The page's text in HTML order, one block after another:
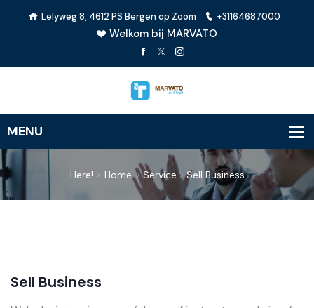
Lelyweg 8, 4612 PS Bergen op Zoom +31164687000
Welkom bij MARVATO
Here! Home Service Sell Business
Sell Business